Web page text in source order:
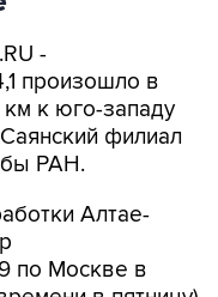
-
произошло в
км к юго-западу
филиал
РАН.
Алтае-
по Москве в